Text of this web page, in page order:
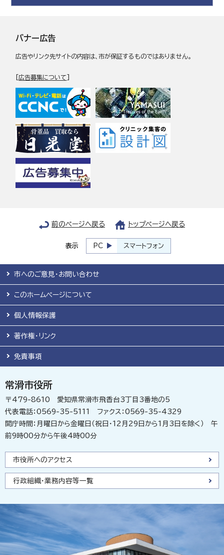
バナー広告
広告やリンク先サイトの内容は、市が保証するものではありません。
[広告募集について
前のページへ戻る トップページへ戻る
表示 PC スマートフォン
市へのご意見・お問い合わせ
このホームページについて
個人情報保護
著作権・リンク
免責事項
常滑市役所
〒479-8610 愛知県常滑市飛香台3丁目3番地の5
代表電話：0569-35-5111 ファクス：0569-35-4329
開庁時間：月曜日から金曜日（祝日・12月29日から1月3日を除く） 午
前9時00分から午後4時00分
市役所へのアクセス
行政組織・業務内容等一覧